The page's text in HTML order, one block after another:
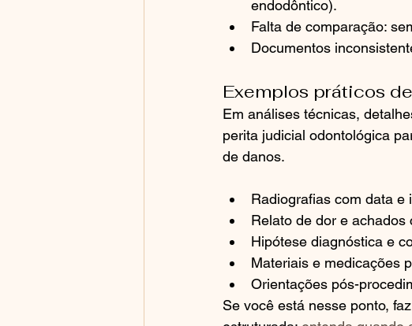
endodôntico).
Falta de comparação:
Documentos
Exemplos práticos
Em análises técnicas,
perita judicial odontológica
de danos.
Radiografias com data e
Relato de dor e achados
Hipótese diagnóstica e
Materiais e medicações
Orientações pós-
Se você está nesse ponto,